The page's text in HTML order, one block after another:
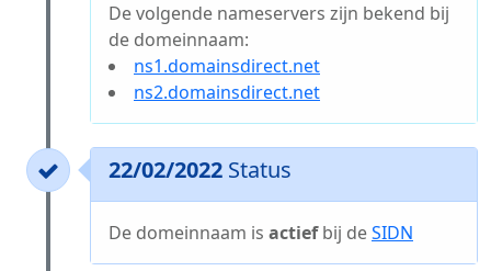
De volgende nameservers zijn bekend bij
de domeinnaam:
ns1.domainsdirect.net
ns2.domainsdirect.net
22/02/2022 Status
De domeinnaam is actiefbij deSIDN